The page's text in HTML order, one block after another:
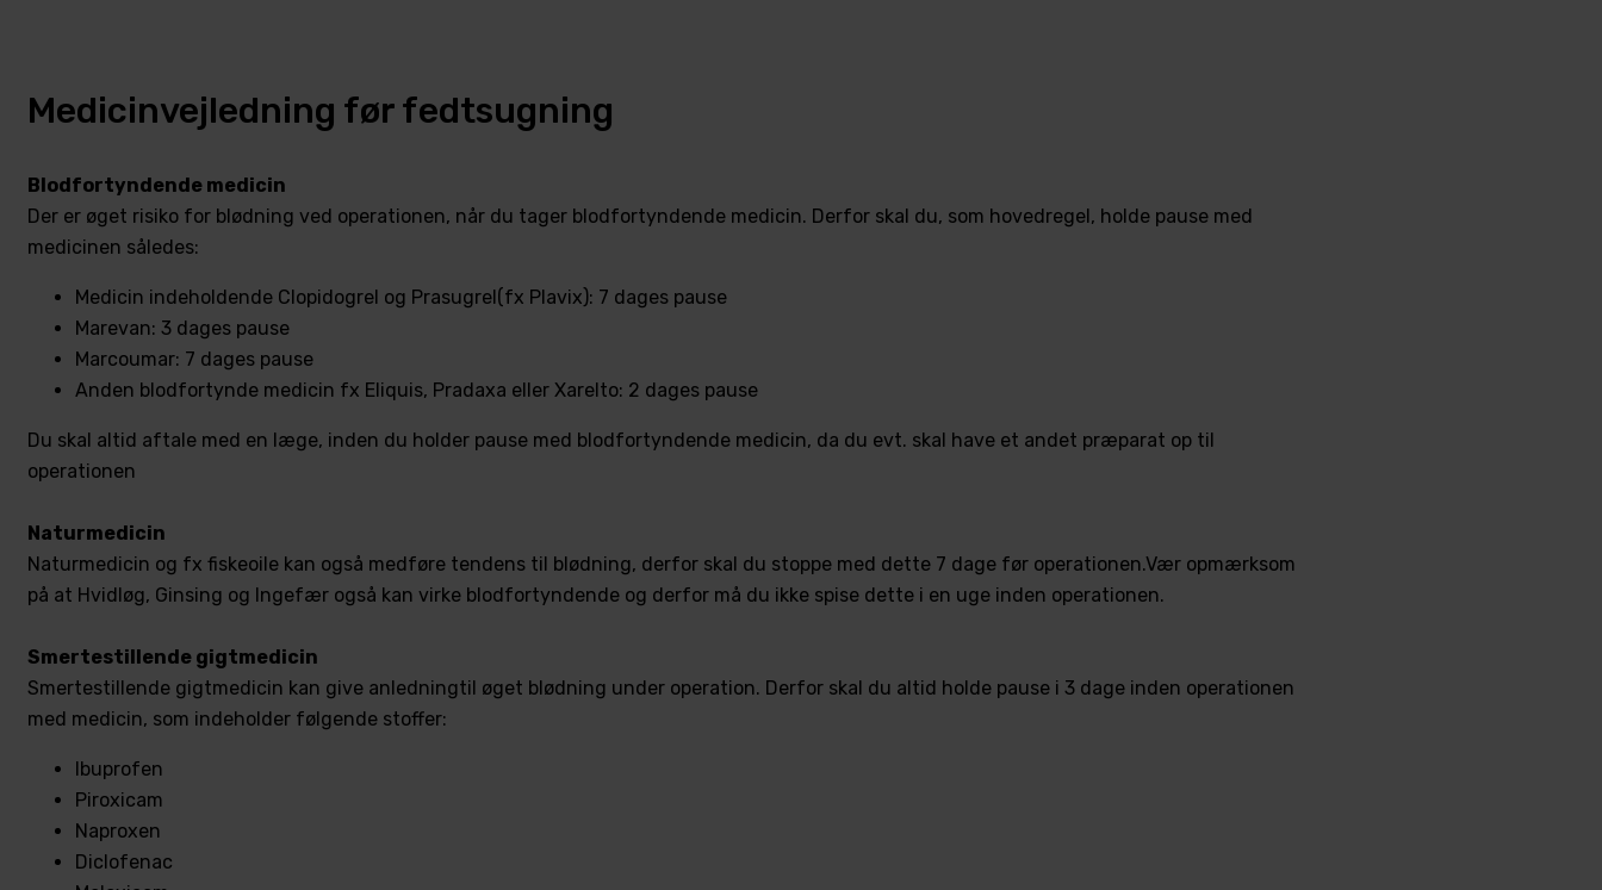
Medicinvejledning før fedtsugning
Blodfortyndende medicin
Der er øget risiko for blødning ved operationen, når du tager blodfortyndende medicin. Derfor skal du, som hovedregel, holde pause med
medicinen således:
Medicin indeholdende Clopidogrel og Prasugrel(fx Plavix): 7 dages pause
Marevan: 3 dages pause
Marcoumar: 7 dages pause
Anden blodfortynde medicin fx Eliquis, Pradaxa eller Xarelto: 2 dages pause
Du skal altid aftale med en læge, inden du holder pause med blodfortyndende medicin, da du evt. skal have et andet præparat op til
operationen
Naturmedicin
Naturmedicin og fx fiskeoile kan også medføre tendens til blødning, derfor skal du stoppe med dette 7 dage før operationen.Vær opmærksom
på at Hvidløg, Ginsing og Ingefær også kan virke blodfortyndende og derfor må du ikke spise dette i en uge inden operationen.
Smertestillende gigtmedicin
Smertestillende gigtmedicin kan give anledningtil øget blødning under operation. Derfor skal du altid holde pause i 3 dage inden operationen
med medicin, som indeholder følgende stoffer:
Ibuprofen
Piroxicam
Naproxen
Diclofenac